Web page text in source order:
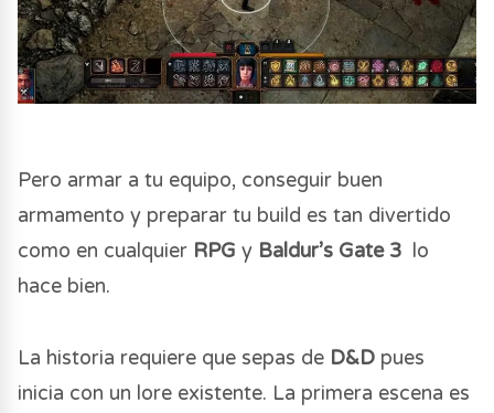
Pero armar a tu equipo, conseguir buen
armamento y preparar tu build es tan divertido
como en cualquier RPG y Baldur’s Gate 3 lo
hace bien.
La historia requiere que sepas de D&D pues
inicia con un lore existente. La primera escena es